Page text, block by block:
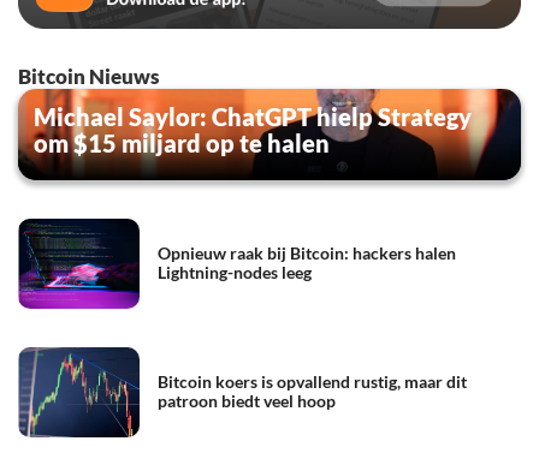
Bitcoin Nieuws
Michael Saylor: ChatGPT hielp Strategy
om $15 miljard op te halen
Opnieuw raak bij Bitcoin: hackers halen
Lightning-nodes leeg
Bitcoin koers is opvallend rustig, maar dit
patroon biedt veel hoop